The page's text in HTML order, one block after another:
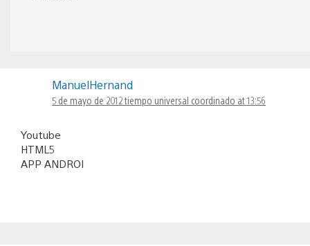
ManuelHernand
5 de mayo de 2012 tiempo universal coordinado at 13:56
Youtube
HTML5
APP ANDROI